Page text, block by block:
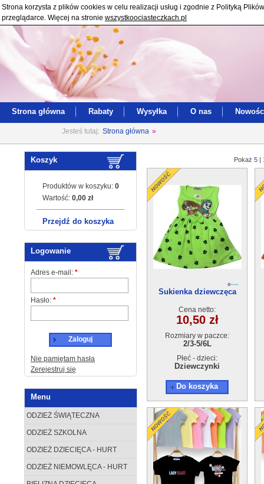
Strona korzysta z plików cookies w celu realizacji usług i zgodnie z Polityką
przeglądarce. Więcej na stronie wszystkoociasteczkach.pl
Strona główna Rabaty Wysyłka O nas
Jesteś tutaj: Strona główna »
Koszyk
Produktów w koszyku: 0
Wartość: 0,00 zł
Przejdź do koszyka
Logowanie
Adres e-mail: *
Hasło: *
Zaloguj
Nie pamiętam hasła
Zerejestruj się
Menu
ODZIEŻ ŚWIĄTECZNA
ODZIEŻ SZKOLNA
ODZIEŻ DZIECIĘCA - HURT
ODZIEŻ NIEMOWLĘCA - HURT
Pokaż 5 |
Sukienka dziewczęca
Cena netto:
10,50 zł
Rozmiary w paczce:
2/3-5/6L
Płeć - dzieci:
Dziewczynki
Do koszyka